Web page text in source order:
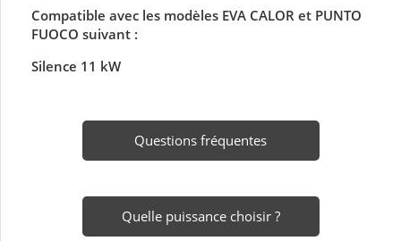
Compatible avec les modèles EVA CALOR et PUNTO
FUOCO suivant :
Silence 11 kW
Questions fréquentes
Quelle puissance choisir ?